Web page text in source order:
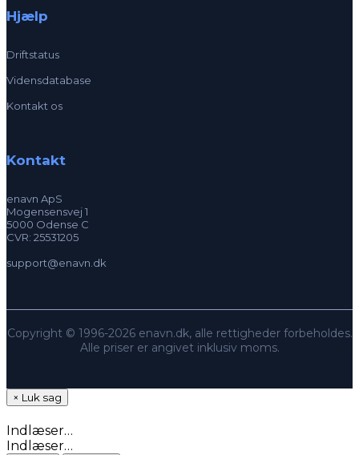
Hjælp
Driftstatus
Vidensdatabase
Kontakt os
Kontakt
enavn ApS
Mogensensvej 1
5000 Odense C
CVR: 25531205
support@enavn.dk
Copyright © 1996-2026 enavn.dk, alle rettigheder forbeholdes.
Alle priser er angivet inklusiv moms.
× Luk sag
Indlæser…
Indlæser…